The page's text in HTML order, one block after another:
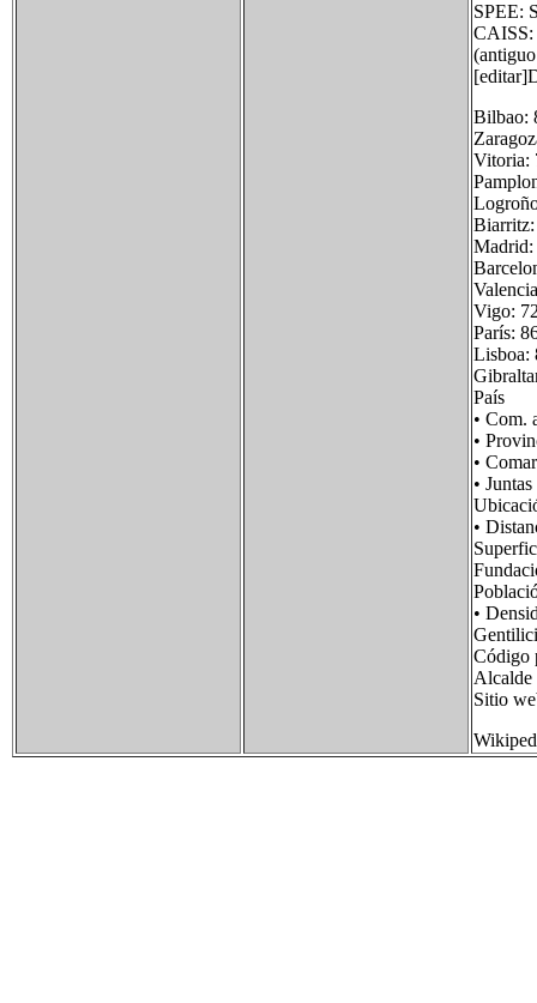
SPEE:
CAISS:
Bilbao:
Vitoria:
Madrid:
Vigo:
París:
Lisboa:
País
•
•
•
•
•
•
Sitio